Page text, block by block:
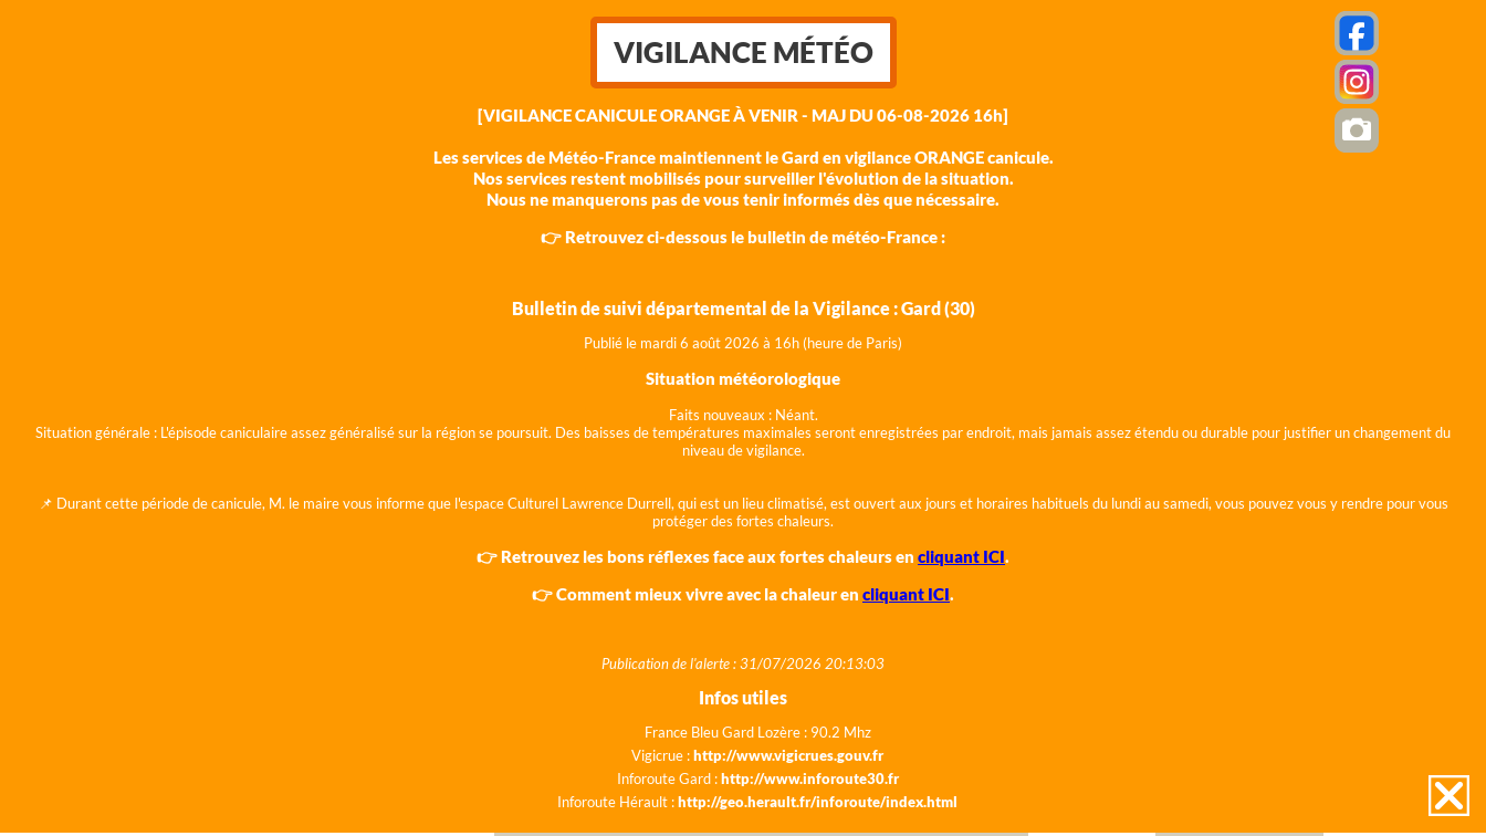
VIGILANCE MÉTÉO
[VIGILANCE CANICULE ORANGE À VENIR - MAJ DU 06-08-2026 16h]
Les services de Météo-France maintiennent le Gard en vigilance ORANGE canicule.
Nos services restent mobilisés pour surveiller l'évolution de la situation.
Nous ne manquerons pas de vous tenir informés dès que nécessaire.
👉 Retrouvez ci-dessous le bulletin de météo-France :
Bulletin de suivi départemental de la Vigilance : Gard (30)
Publié le mardi 6 août 2026 à 16h (heure de Paris)
Situation météorologique
Faits nouveaux : Néant.
Situation générale : L'épisode caniculaire assez généralisé sur la région se poursuit. Des baisses de températures maximales seront enregistrées par endroit, mais jamais assez étendu ou durable pour justifier un changement du
niveau de vigilance.
📌 Durant cette période de canicule, M. le maire vous informe que l'espace Culturel Lawrence Durrell, qui est un lieu climatisé, est ouvert aux jours et horaires habituels du lundi au samedi, vous pouvez vous y rendre pour vous
protéger des fortes chaleurs.
👉 Retrouvez les bons réflexes face aux fortes chaleurs en cliquant ICI.
👉 Comment mieux vivre avec la chaleur en cliquant ICI.
Publication de l'alerte : 31/07/2026 20:13:03
Infos utiles
France Bleu Gard Lozère : 90.2 Mhz
Vigicrue :http://www.vigicrues.gouv.fr
Inforoute Gard :http://www.inforoute30.fr
Inforoute Hérault :http://geo.herault.fr/inforoute/index.html